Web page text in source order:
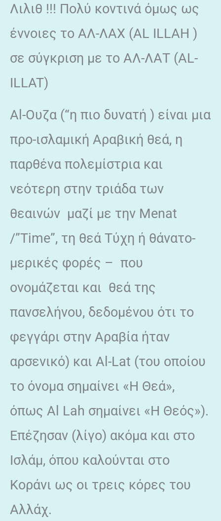
Λιλιθ !!! Πολύ κοντινά όμως ως
έννοιες το ΑΛ-ΛΑΧ (AL ILLAH )
σε σύγκριση με το ΑΛ-ΛΑΤ (ΑL-
ILLAT)
Al-Ουζα (“η πιο δυνατή ) είναι μια
προ-ισλαμική Αραβική θεά, η
παρθένα πολεμίστρια και
νεότερη στην τριάδα των
θεαινών μαζί με την Menat
/”Time”, τη θεά Τύχη ή θάνατο-
μερικές φορές – που
ονομάζεται και θεά της
πανσελήνου, δεδομένου ότι το
φεγγάρι στην Αραβία ήταν
αρσενικό) και Al-Lat (του οποίου
το όνομα σημαίνει «Η Θεά»,
όπως Al Lah σημαίνει «Η Θεός»).
Επέζησαν (λίγο) ακόμα και στο
Ισλάμ, όπου καλούνται στο
Κοράνι ως οι τρεις κόρες του
Αλλάχ.